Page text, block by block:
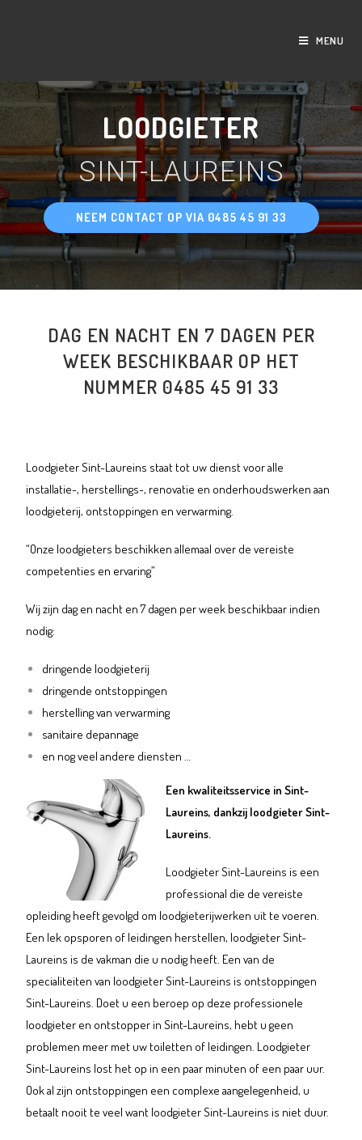
MENU
LOODGIETER
SINT-LAUREINS
NEEM CONTACT OP VIA 0485 45 91 33
DAG EN NACHT EN 7 DAGEN PER
WEEK BESCHIKBAAR OP HET
NUMMER 0485 45 91 33
Loodgieter Sint-Laureins staat tot uw dienst voor alle
installatie-, herstellings-, renovatie en onderhoudswerken aan
loodgieterij, ontstoppingen en verwarming.
“Onze loodgieters beschikken allemaal over de vereiste
competenties en ervaring”
Wij zijn dag en nacht en 7 dagen per week beschikbaar indien
nodig:
dringende loodgieterij
dringende ontstoppingen
herstelling van verwarming
sanitaire depannage
en nog veel andere diensten …
Een kwaliteitsservice in Sint-
Laureins, dankzij loodgieter Sint-
Laureins.
Loodgieter Sint-Laureins is een
professional die de vereiste
opleiding heeft gevolgd om loodgieterijwerken uit te voeren.
Een lek opsporen of leidingen herstellen, loodgieter Sint-
Laureins is de vakman die u nodig heeft. Een van de
specialiteiten van loodgieter Sint-Laureins is ontstoppingen
Sint-Laureins. Doet u een beroep op deze professionele
loodgieter en ontstopper in Sint-Laureins, hebt u geen
problemen meer met uw toiletten of leidingen. Loodgieter
Sint-Laureins lost het op in een paar minuten of een paar uur.
Ook al zijn ontstoppingen een complexe aangelegenheid, u
betaalt nooit te veel want loodgieter Sint-Laureins is niet duur.